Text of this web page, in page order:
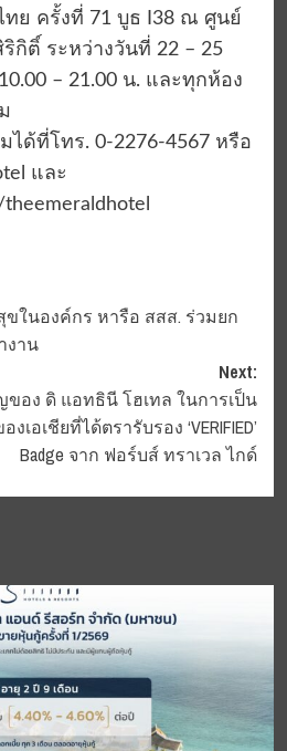
ทย ครั้งที่ 71 บูธ I38 ณ ศูนย์
กิติ์ ระหว่างวันที่ 22 – 25
– 21.00 น. และ​ทุกห้อง
ได้ที่โทร. 0-2276-4567 หรือ
และ
ในองค์กร หารือ สสส. ร่วมยก
าน
Next:
อง ดิ แอทธินี โฮเทล ในการเป็น
อเชียที่ได้ตรารับรอง ‘VERIFIED’
Badge จาก ฟอร์บส์ ทราเวล ไกด์